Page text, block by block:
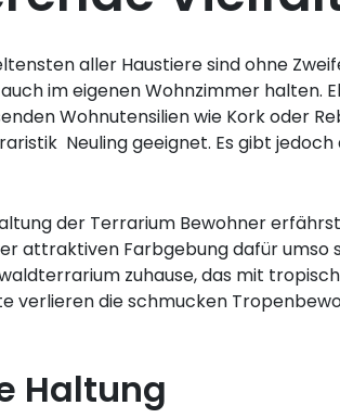
aller Haustiere sind ohne
im eigenen Wohnzimmer
Wohnutensilien wie Kork oder
Neuling geeignet. Es gibt
der Terrarium Bewohner
attraktiven Farbgebung dafür umso
zuhause, das mit
verlieren die schmucken
Haltung